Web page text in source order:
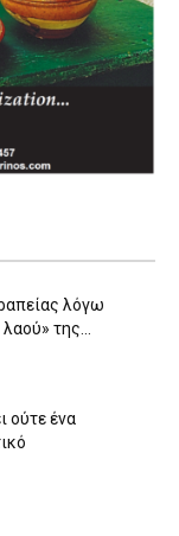
λόγω
της...
ούτε ένα